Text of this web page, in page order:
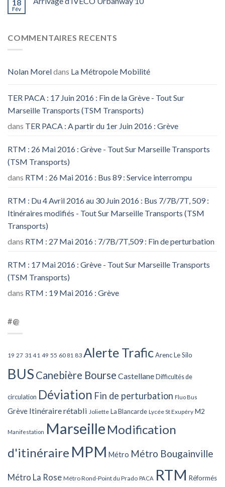
18
Fév
COMMENTAIRES RECENTS
Nolan Moreldans La Métropole Mobilité
TER PACA : 17 Juin 2016 : Fin de la Grève - Tout Sur
Marseille Transports (TSM Transports)
dans TER PACA : A partir du 1er Juin 2016 : Grève
RTM : 26 Mai 2016 : Grève - Tout Sur Marseille Transports
(TSM Transports)
dans RTM : 26 Mai 2016 : Bus 89 : Service interrompu
RTM : Du 4 Avril 2016 au 30 Juin 2016 : Bus 7/7B/7T, 509 :
Itinéraires modifiés - Tout Sur Marseille Transports (TSM
Transports)
dans RTM : 27 Mai 2016 : 7/7B/7T,509 : Fin de perturbation
RTM : 17 Mai 2016 : Grève - Tout Sur Marseille Transports
(TSM Transports)
dans RTM : 19 Mai 2016 : Grève
#@
19 27 31 41 49 55 60 81 83 Alerte TraficArenc Le Silo
BUS Canebière Bourse Castellane Difficultés de
circulation Déviation Fin de perturbation Fluo Bus
Grève Itinéraire rétabli Joliette La Blancarde Lycée St Exupéry M2
Manifestation Marseille Modification
d'itinéraire MPM Métro Métro Bougainville
Métro La Rose Métro Rond-Point du Prado PACA RTM Réformés